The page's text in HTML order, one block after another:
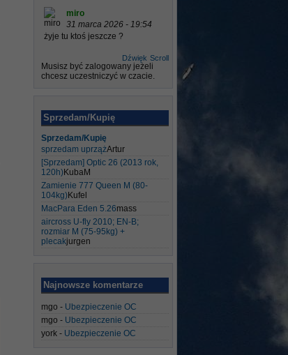
miro
31 marca 2026 - 19:54
żyje tu ktoś jeszcze ?
Scroll
Dźwięk
Musisz być zalogowany jeżeli
chcesz uczestniczyć w czacie.
Sprzedam/Kupię
Sprzedam/Kupię
sprzedam uprzążArtur
[Sprzedam] Optic 26 (2013 rok,
120h) KubaM
Zamienie 777 Queen M (80-
104kg) Kufel
MacPara Eden 5.26mass
aircross U-fly 2010; EN-B;
rozmiar M (75-95kg) +
plecakjurgen
Najnowsze komentarze
mgo - Ubezpieczenie OC
mgo - Ubezpieczenie OC
york - Ubezpieczenie OC